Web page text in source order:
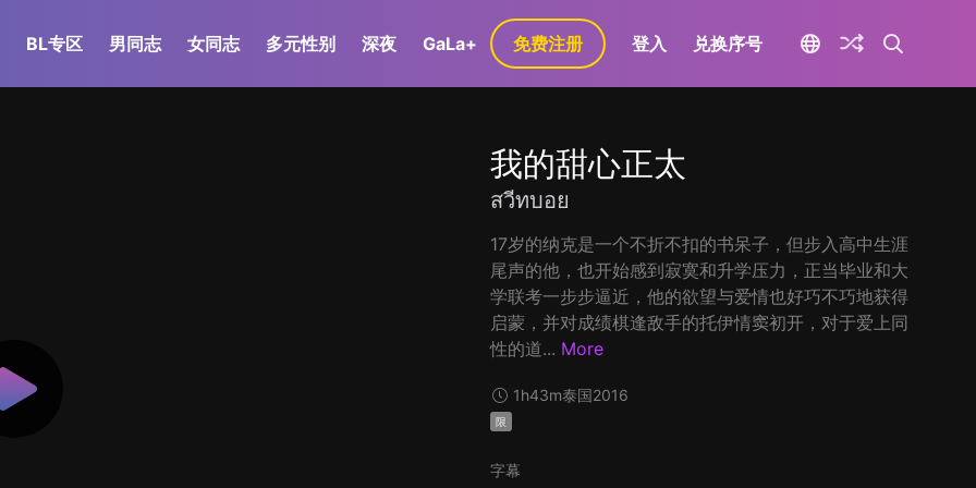
BL专区 男同志 女同志 多元性别 深夜 GaLa+ 免费注册 登入 兑换序号
我的甜心正太
สวีทบอย
17岁的纳克是一个不折不扣的书呆子，但步入高中生涯
尾声的他，也开始感到寂寞和升学压力，正当毕业和大
学联考一步步逼近，他的欲望与爱情也好巧不巧地获得
启蒙，并对成绩棋逢敌手的托伊情窦初开，对于爱上同
性的道... More
1h43m泰国2016
限
字幕